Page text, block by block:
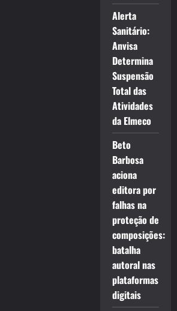
Alerta
Sanitário:
Anvisa
Determina
Suspensão
Total das
Atividades
da Elmeco
Beto
Barbosa
aciona
editora por
falhas na
proteção de
composições:
batalha
autoral nas
plataformas
digitais